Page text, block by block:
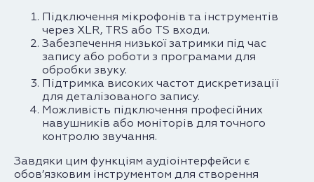
Підключення мікрофонів та інструментів
через XLR, TRS або TS входи.
Забезпечення низької затримки під час
запису або роботи з програмами для
обробки звуку.
Підтримка високих частот дискретизації
для деталізованого запису.
Можливість підключення професійних
навушників або моніторів для точного
контролю звучання.
Завдяки цим функціям аудіоінтерфейси є
обов’язковим інструментом для створення